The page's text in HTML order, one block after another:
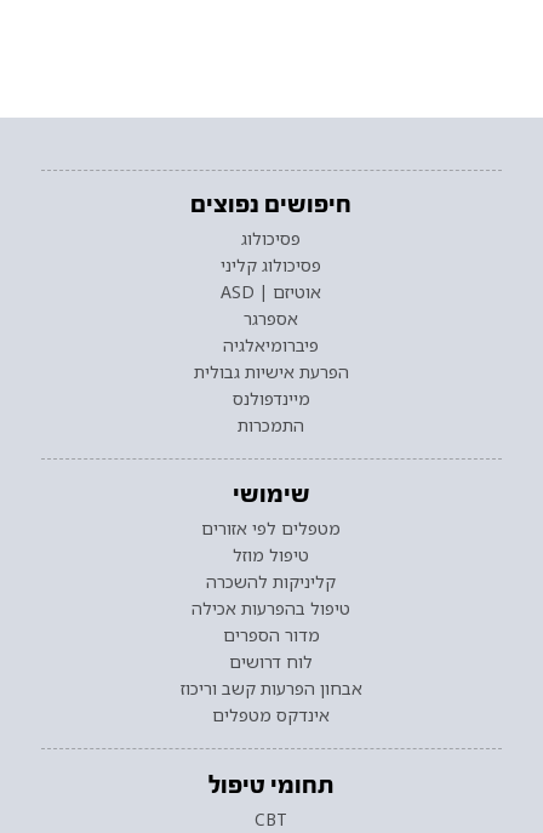
חיפושים נפוצים
פסיכולוג
פסיכולוג קליני
אוטיזם | ASD
אספרגר
פיברומיאלגיה
הפרעת אישיות גבולית
מיינדפולנס
התמכרות
שימושי
מטפלים לפי אזורים
טיפול מוזל
קליניקות להשכרה
טיפול בהפרעות אכילה
מדור הספרים
לוח דרושים
אבחון הפרעות קשב וריכוז
אינדקס מטפלים
תחומי טיפול
CBT